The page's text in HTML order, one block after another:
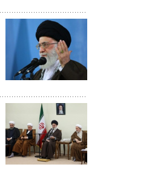
۲۳ اسفند ۱۳۹۴